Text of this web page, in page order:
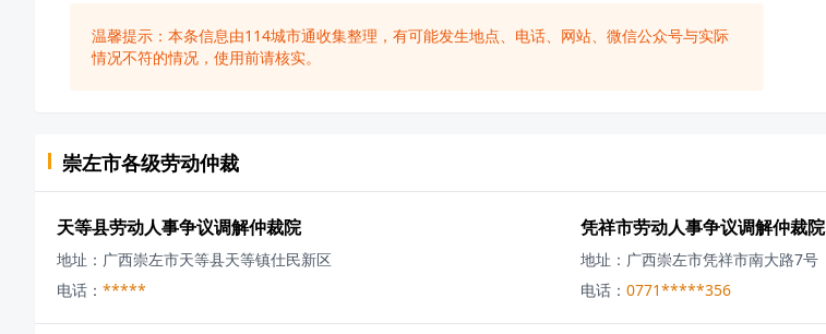
温馨提示：本条信息由114城市通收集整理，有可能发生地点、电话、网站、微信公众号与实际
情况不符的情况，使用前请核实。
崇左市各级劳动仲裁
天等县劳动人事争议调解仲裁院
地址： 广西崇左市天等县天等镇仕民新区
电话： *****
凭祥市劳动人事争议调解仲裁院
地址： 广西崇左市凭祥市南大路7号
电话： 0771*****356